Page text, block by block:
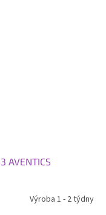
AVENTICS
Výroba 1 - 2 týdny